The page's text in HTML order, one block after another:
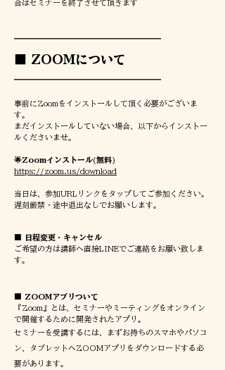
合はセミナーを終了させて頂きます​
━━━━━━━━━━━━━━━━━━━
■ ZOOMについて
━━━━━━━━━━━━━━━━━━━
事前にZoomをインストールして頂く必要がございま
す。
まだインストールしていない場合、以下からインストー
ルくださいませ。
🌟Zoomインストール(無料)
https://zoom.us/download
当日は、参加URLリンクをタップしてご参加ください。
遅刻厳禁・途中退出なしでお願いします。
■ 日程変更・キャンセル
ご希望の方は講師へ直接LINEでご連絡をお願い致しま
す。
■ ZOOMアプリついて
『Zoom』とは、セミナーやミーティングをオンライン
で開催するために開発されたアプリ。
セミナーを受講するには、まずお持ちのスマホやパソコ
ン、タブレットへZOOMアプリをダウンロードする 必
要があります。